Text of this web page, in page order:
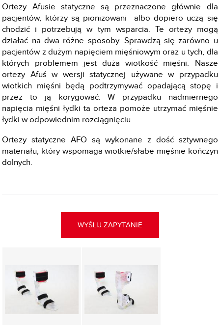
Ortezy Afusie statyczne są przeznaczone głównie dla
pacjentów, którzy są pionizowani albo dopiero uczą się
chodzić i potrzebują w tym wsparcia. Te ortezy mogą
działać na dwa różne sposoby. Sprawdzą się zarówno u
pacjentów z dużym napięciem mięśniowym oraz u tych, dla
których problemem jest duża wiotkość mięśni. Nasze
ortezy Afuś w wersji statycznej używane w przypadku
wiotkich mięśni będą podtrzymywać opadającą stopę i
przez to ją korygować. W przypadku nadmiernego
napięcia mięśni łydki ta orteza pomoże utrzymać mięśnie
łydki w odpowiednim rozciągnięciu.
Ortezy statyczne AFO są wykonane z dość sztywnego
materiału, który wspomaga wiotkie/słabe mięśnie kończyn
dolnych.
WYŚLIJ ZAPYTANIE